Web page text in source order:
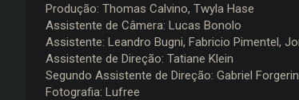
Produção: Thomas Calvino, Twyla Hase
Assistente de Câmera: Lucas Bonolo
Assistente: Leandro Bugni, Fabricio Pimentel,
Assistente de Direção: Tatiane Klein
Segundo Assistente de Direção: Gabriel
Fotografia: Lufree